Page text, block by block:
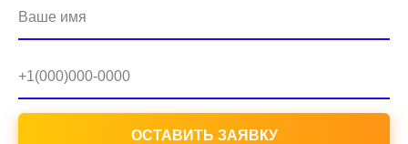
Ваше имя
+1(000)000-0000
ОСТАВИТЬ ЗАЯВКУ